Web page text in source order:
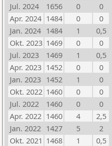
Jul. 2024
1656 0
0
Apr. 2024 1484 0
0
Jan. 2024 1484 1
0,5
Okt. 2023 1469 0
0
Jul. 2023
1469 1
0,5
Apr. 2023 1452 0
0
Jan. 2023 1452 1
0
Okt. 2022 1460 0
0
Jul. 2022
1460 0
0
Apr. 2022 1460 4
2,5
Jan. 2022 1427 5
2
Okt. 2021 1468 1
0,5